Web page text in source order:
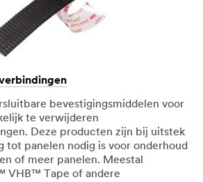
bevestigingsmiddelen voor
te verwijderen
Deze producten zijn bij uitstek
tot panelen nodig is voor onderhoud
of meer panelen. Meestal
VHB™ Tape of andere